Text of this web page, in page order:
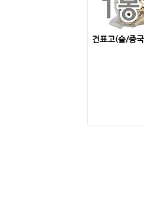
건표고(슬/중